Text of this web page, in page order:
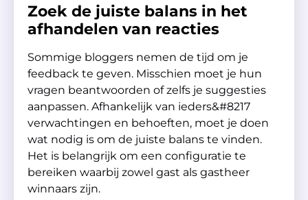
Zoek de juiste balans in het
afhandelen van reacties
Sommige bloggers nemen de tijd om je
feedback te geven. Misschien moet je hun
vragen beantwoorden of zelfs je suggesties
aanpassen. Afhankelijk van ieders&#8217
verwachtingen en behoeften, moet je doen
wat nodig is om de juiste balans te vinden.
Het is belangrijk om een configuratie te
bereiken waarbij zowel gast als gastheer
winnaars zijn.